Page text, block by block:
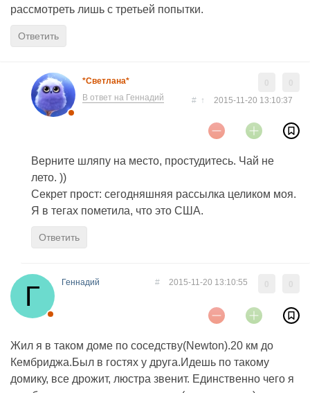
рассмотреть лишь с третьей попытки.
Ответить
*Светлана*
В ответ на Геннадий
2015-11-20 13:10:37
# ↑
Верните шляпу на место, простудитесь. Чай не
лето. ))
Секрет прост: сегодняшняя рассылка целиком моя.
Я в тегах пометила, что это США.
Ответить
Геннадий 2015-11-20 13:10:55
#
Жил я в таком доме по соседству(Newton).20 км до
Кембриджа.Был в гостях у друга.Идешь по такому
домику, все дрожит, люстра звенит. Единственно чего я